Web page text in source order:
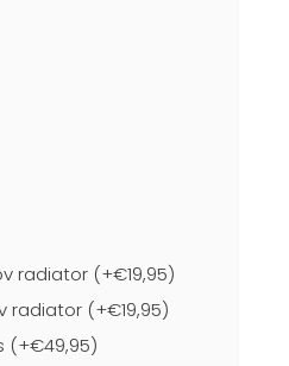
radiator (+€19,95)
radiator (+€19,95)
(+€49,95)